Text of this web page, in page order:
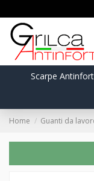
Scarpe
Home Guanti da